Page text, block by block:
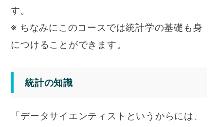
す。
※ ちなみにこのコースでは統計学の基礎も身
につけることができます。
統計の知識
「データサイエンティストというからには、